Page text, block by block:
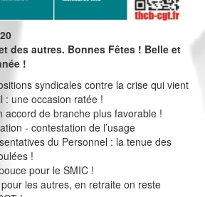
des autres. Bonnes Fêtes ! Belle et
!
syndicales contre la crise qui vient
: une occasion ratée !
accord de branche plus favorable !
- contestation de l’usage
du Personnel : la tenue des
!
pour le SMIC !
les autres, en retraite on reste